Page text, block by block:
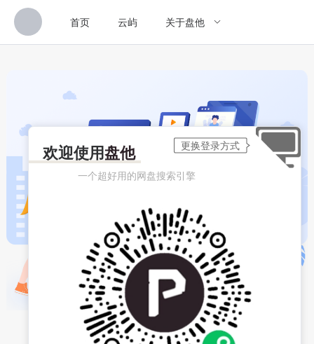
首页 云屿 关于盘他
欢迎使用盘他
一个超好用的网盘搜索引擎